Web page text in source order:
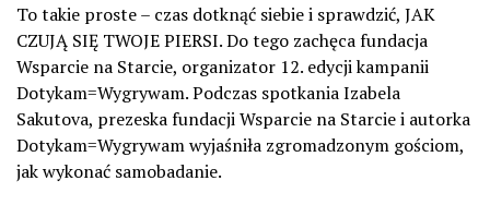
To takie proste – czas dotknąć siebie i sprawdzić, JAK
CZUJĄ SIĘ TWOJE PIERSI. Do tego zachęca fundacja
Wsparcie na Starcie, organizator 12. edycji kampanii
Dotykam=Wygrywam. Podczas spotkania Izabela
Sakutova, prezeska fundacji Wsparcie na Starcie i autorka
Dotykam=Wygrywam wyjaśniła zgromadzonym gościom,
jak wykonać samobadanie.